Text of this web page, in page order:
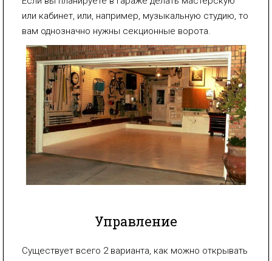
или кабинет, или, например, музыкальную студию, то
вам однозначно нужны секционные ворота.
Управление
Существует всего 2 варианта, как можно открывать